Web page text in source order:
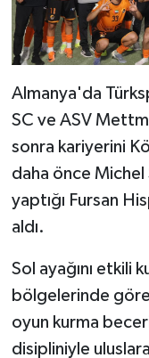
Almanya'da
SC ve ASV
sonra kariyerini
daha önce Michel
yaptığı Fursan
aldı.
Sol ayağını etkili
bölgelerinde
oyun kurma
disipliniyle